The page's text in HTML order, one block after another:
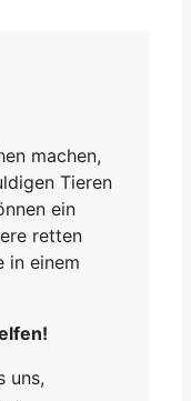
machen,
Tieren
ein
retten
in einem
uns,